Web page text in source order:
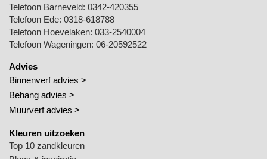
Telefoon Barneveld: 0342-420355
Telefoon Ede: 0318-618788
Telefoon Hoevelaken: 033-2540004
Telefoon Wageningen: 06-20592522
Advies
Binnenverf advies >
Behang advies >
Muurverf advies >
Kleuren uitzoeken
Top 10 zandkleuren